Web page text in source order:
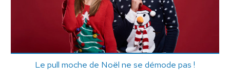
Le pull moche de Noël ne se démode pas !